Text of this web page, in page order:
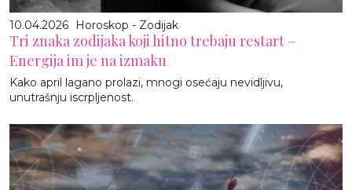
10.04.2026 Horoskop - Zodijak
Tri znaka zodijaka koji hitno trebaju restart –
Energija im je na izmaku
Kako april lagano prolazi, mnogi osećaju nevidljivu,
unutrašnju iscrpljenost.